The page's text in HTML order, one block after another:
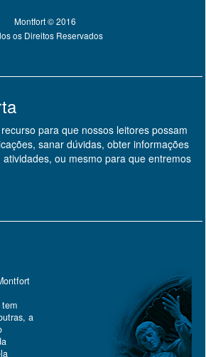
Montfort © 2016
os Direitos Reservados
para que nossos leitores possam
sanar dúvidas, obter informações
ou mesmo para que entremos
a